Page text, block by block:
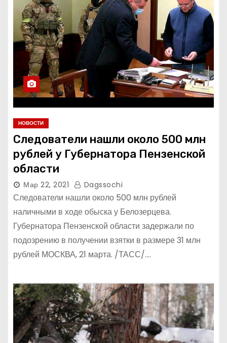
НОВОСТИ
Следователи нашли около 500 млн
рублей у Губернатора Пензенской
области
Мар 22, 2021 Dagssochi
Следователи нашли около 500 млн рублей
наличными в ходе обыска у Белозерцева.
Губернатора Пензенской области задержали по
подозрению в получении взятки в размере 31 млн
рублей МОСКВА, 21 марта. /ТАСС/.…